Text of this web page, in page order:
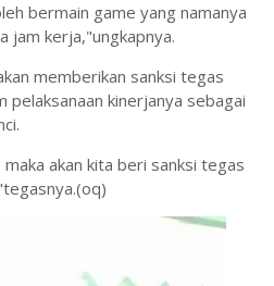
bermain game yang namanya
jam kerja,"ungkapnya.
memberikan sanksi tegas
pelaksanaan kinerjanya sebagai
akan kita beri sanksi tegas